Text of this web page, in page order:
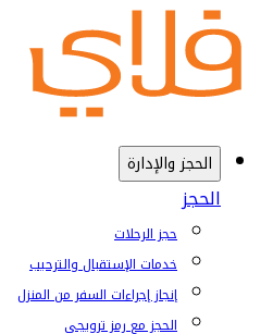
الحجز والإدارة
الحجز
حجز الرحلات
خدمات الإستقبال والترحيب
إنجاز إجراءات السفر من المنزل
الحجز مع رمز ترويجي